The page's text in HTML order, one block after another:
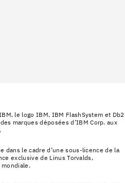
le logo IBM, IBM FlashSystem et Db2
marques déposées d’IBM Corp. aux
dans le cadre d’une sous-licence de la
exclusive de Linus Torvalds,
mondiale.